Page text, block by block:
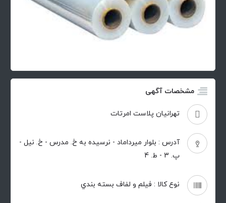
مشخصات آگهی
تهرانيان پلاست امرتات
آدرس : بلوار ميرداماد - نرسيده به خ. مدرس - خ. نيل -
پ. 3 - ط. 4
نوع کالا : فيلم و لفاف بسته بندي